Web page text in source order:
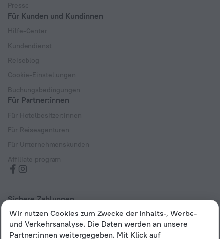
Presse
Für Kunden und Kundinnen
Hilfe-Center
Kundendienst
Reiseblog
Cookie-Einstellungen
Buchungsbedingungen
Für Partner:innen
Für Hotelbesitzer:innen
Für Reiseagenturen
Für Unternehmenskunden
Affiliate program
Sichere Zahlungen
Sicherer Datenschutz durch führende Zahlungssysteme
Wir nutzen Cookies zum Zwecke der Inhalts-, Werbe-
und Verkehrsanalyse. Die Daten werden an unsere
Partner:innen weitergegeben. Mit Klick auf